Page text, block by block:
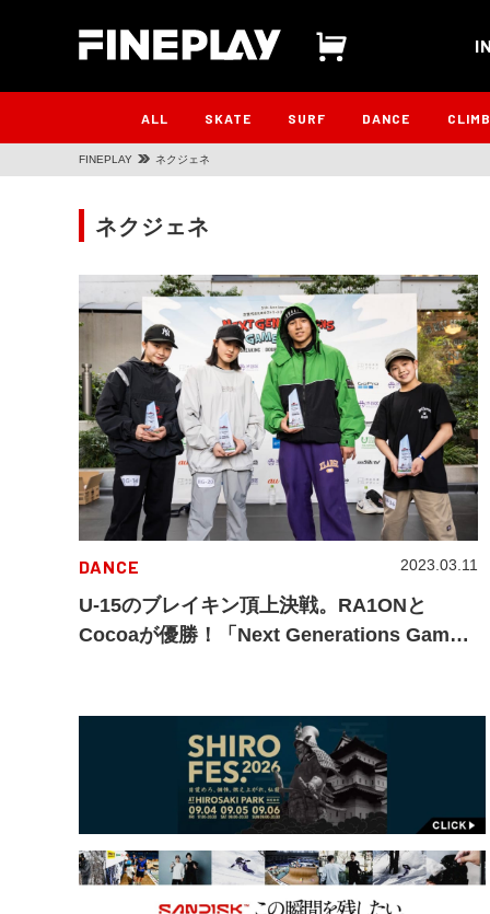
ALL SKATE SURF DANCE CLIMB
FINEPLAY ネクジェネ
ネクジェネ
DANCE
U-15のブレイキン頂上決戦。RA1ONと
Cocoaが優勝！「Next Generations Games
2023.03.11